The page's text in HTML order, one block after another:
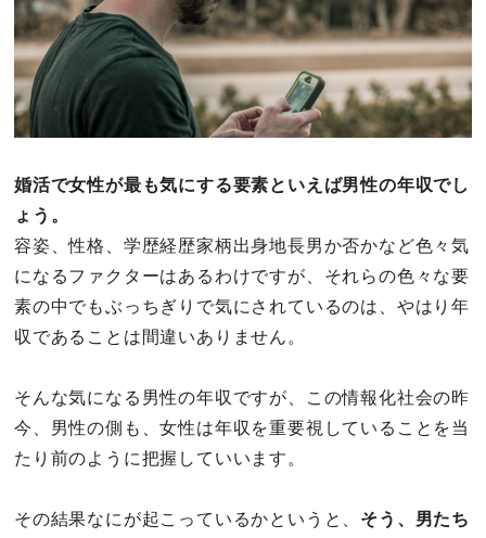
仕事とキャリア
特集
ファッション・美容
グルメ
趣味・旅行
不倫・だめ男
婚活で女性が最も気にする要素といえば男性の年収でし
ょう。
容姿、性格、学歴経歴家柄出身地長男か否かなど色々気
になるファクターはあるわけですが、それらの色々な要
素の中でもぶっちぎりで気にされているのは、やはり年
収であることは間違いありません。
そんな気になる男性の年収ですが、この情報化社会の昨
今、男性の側も、女性は年収を重要視していることを当
たり前のように把握していいます。
その結果なにが起こっているかというと、 そう、男たち